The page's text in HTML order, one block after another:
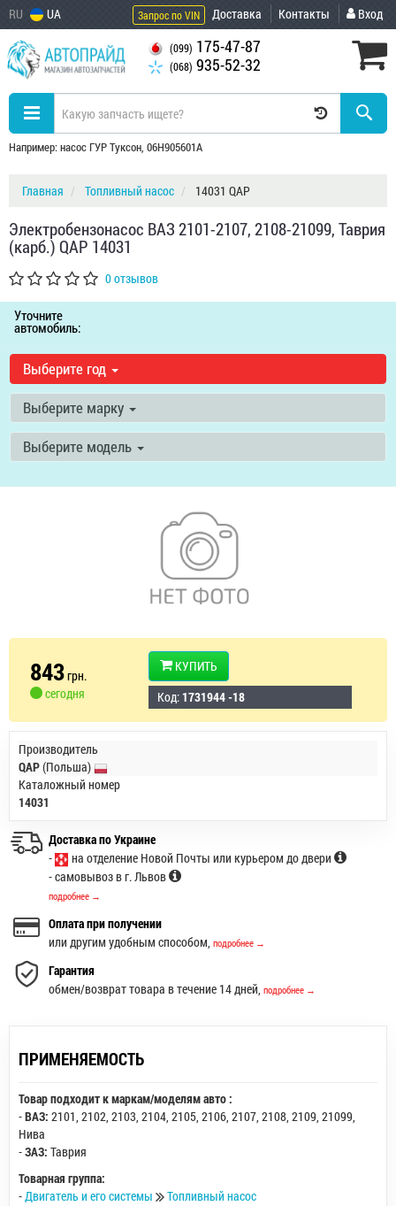
RU UA Запрос по VIN Доставка Контакты Вход
(099) 175-47-87
(068) 935-52-32
Например: насос ГУР Туксон, 06H905601A
Главная Топливный насос 14031 QAP
Электробензонасос ВАЗ 2101-2107, 2108-21099, Таврия
(карб.) QAP 14031
0 отзывов
Уточните
автомобиль:
Выберите год
Выберите марку
Выберите модель
843грн.
сегодня
КУПИТЬ
Код: 1731944 -18
Производитель
QAP(Польша)
Каталожный номер
14031
Доставка по Украине
-
на отделение Новой Почты или курьером до двери
- самовывоз в г. Львов
подробнее →
Оплата при получении
или другим удобным способом, подробнее →
Гарантия
обмен/возврат товара в течение 14 дней, подробнее →
ПРИМЕНЯЕМОСТЬ
Товар подходит к маркам/моделям авто :
-ВАЗ: 2101, 2102, 2103, 2104, 2105, 2106, 2107, 2108, 2109, 21099,
Нива
-ЗАЗ: Таврия
Товарная группа:
-Двигатель и его системы Топливный насос